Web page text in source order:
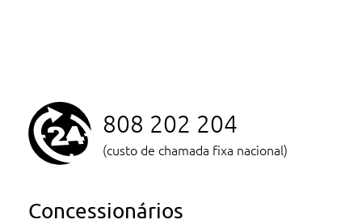
808 202 204
(custo de chamada fixa nacional)
Concessionários